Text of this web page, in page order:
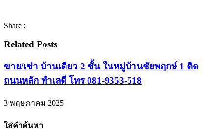
Share :
Related Posts
ขาย/เช่า บ้านเดี่ยว 2 ชั้น ในหมู่บ้านชัยพฤกษ์ 1 ติด
ถนนหลัก ทำเลดี โทร 081-9353-518
3 พฤษภาคม 2025
ใส่คำค้นหา